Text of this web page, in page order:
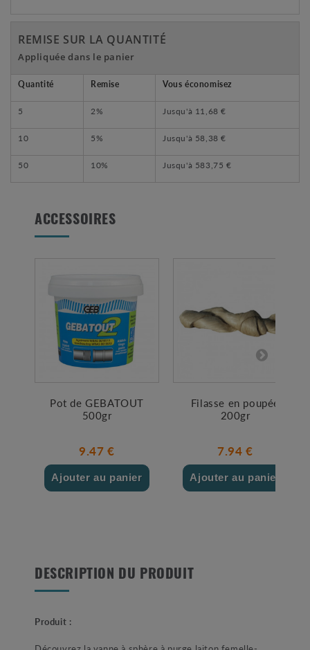
REMISE SUR LA QUANTITÉ
Appliquée dans le panier
Quantité Remise Vous économisez
5 2% Jusqu'à 11,68 €
10 5% Jusqu'à 58,38 €
50 10% Jusqu'à 583,75 €
ACCESSOIRES
Pot de GEBATOUT
500gr
9.47 €
Ajouter au panier
Filasse en poupée
200gr
7.94 €
Ajouter au panier
DESCRIPTION DU PRODUIT
Produit :